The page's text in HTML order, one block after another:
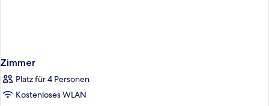
Zimmer
Platz für 4 Personen
Kostenloses WLAN